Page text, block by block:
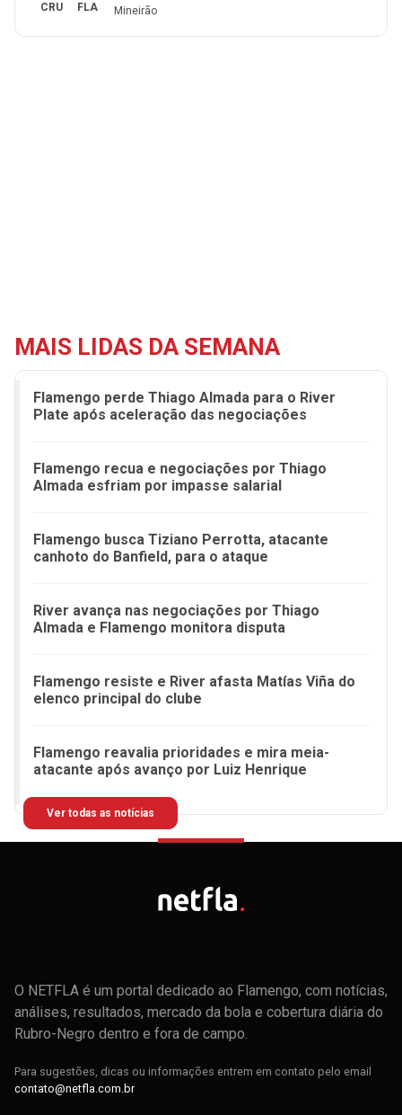
CRU FLA Mineirão
MAIS LIDAS DA SEMANA
Flamengo perde Thiago Almada para o River
Plate após aceleração das negociações
Flamengo recua e negociações por Thiago
Almada esfriam por impasse salarial
Flamengo busca Tiziano Perrotta, atacante
canhoto do Banfield, para o ataque
River avança nas negociações por Thiago
Almada e Flamengo monitora disputa
Flamengo resiste e River afasta Matías Viña do
elenco principal do clube
Flamengo reavalia prioridades e mira meia-
atacante após avanço por Luiz Henrique
Ver todas as notícias
O NETFLA é um portal dedicado ao Flamengo, com notícias,
análises, resultados, mercado da bola e cobertura diária do
Rubro-Negro dentro e fora de campo.
Para sugestões, dicas ou informações entrem em contato pelo email
contato@netfla.com.br